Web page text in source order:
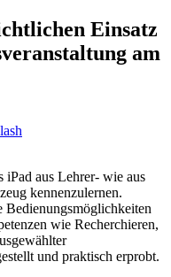
Einsatz
am
iPad aus Lehrer- wie aus
kennenzulernen.
wie Recherchieren,
und praktisch erprobt.